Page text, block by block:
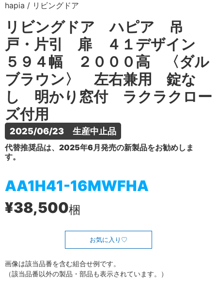
hapia / リビングドア
リビングドア ハピア 吊
戸・片引 扉 ４１デザイン
５９４幅 ２０００高 〈ダル
ブラウン〉 左右兼用 錠な
し 明かり窓付 ラクラクロー
ズ付用
2025/06/23　生産中止品
代替推奨品は、2025年6月発売の新製品をお勧めしま
す。
AA1H41-16MWFHA
¥38,500梱
お気に入り
画像は該当品番を含む組合せ例です。
（該当品番以外の製品・部品も表示されています。）